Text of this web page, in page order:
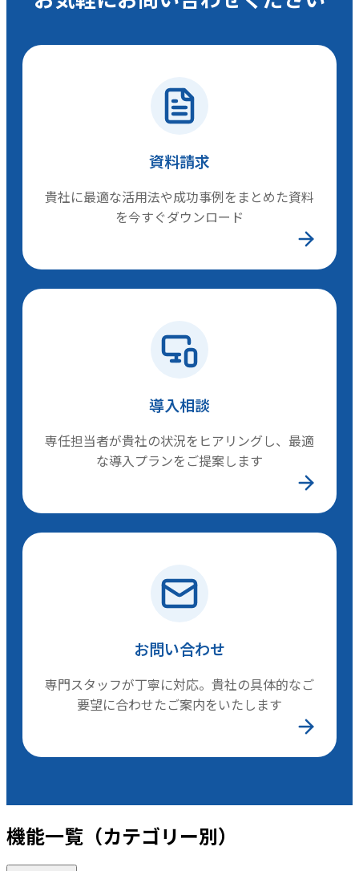
資料請求
貴社に最適な活用法や成功事例をまとめた資料
を今すぐダウンロード
導入相談
専任担当者が貴社の状況をヒアリングし、最適
な導入プランをご提案します
お問い合わせ
専門スタッフが丁寧に対応。貴社の具体的なご
要望に合わせたご案内をいたします
機能一覧（カテゴリー別）